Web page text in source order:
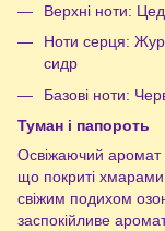
Верхні ноти:
Ноти серця:
сидр
Базові ноти:
Туман і папороть
Освіжаючий аромат
що покриті
свіжим подихом
заспокійливе